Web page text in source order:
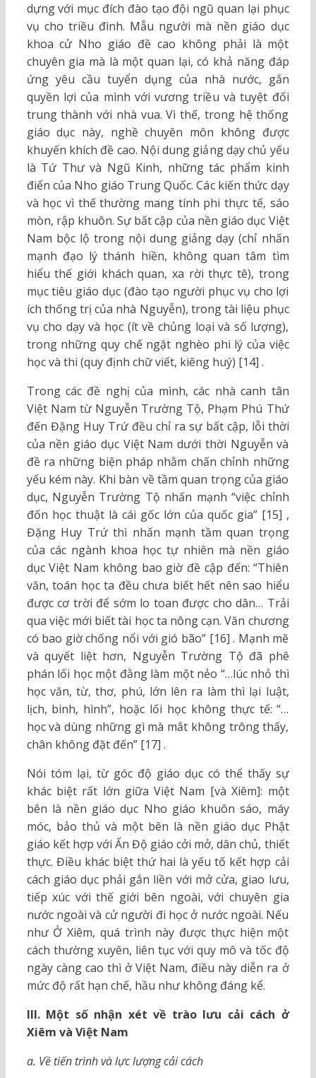
dựng với mục đích đào tạo đội ngũ quan lại phục
vụ cho triều đình. Mẫu người mà nền giáo dục
khoa cử Nho giáo đề cao không phải là một
chuyên gia mà là một quan lại, có khả năng đáp
ứng yêu cầu tuyển dụng của nhà nước, gắn
quyền lợi của mình với vương triều và tuyệt đối
trung thành với nhà vua. Vì thế, trong hệ thống
giáo dục này, nghề chuyên môn không được
khuyến khích đề cao. Nội dung giảng dạy chủ yếu
là Tứ Thư và Ngũ Kinh, những tác phẩm kinh
điển của Nho giáo Trung Quốc. Các kiến thức dạy
và học vì thế thường mang tính phi thực tế, sáo
mòn, rập khuôn. Sự bất cập của nền giáo dục Việt
Nam bộc lộ trong nội dung giảng dạy (chỉ nhấn
mạnh đạo lý thánh hiền, không quan tâm tìm
hiểu thế giới khách quan, xa rời thực tê), trong
mục tiêu giáo dục (đào tạo người phục vụ cho lợi
ích thống trị của nhà Nguyễn), trong tài liệu phục
vụ cho dạy và học (ít về chủng loại và số lượng),
trong những quy chế ngặt nghèo phi lý của việc
học và thi (quy định chữ viết, kiêng huý) [14] .
Trong các đề nghị của mình, các nhà canh tân
Việt Nam từ Nguyễn Trường Tộ, Phạm Phú Thứ
đến Đặng Huy Trứ đều chỉ ra sự bất cập, lỗi thời
của nền giáo dục Việt Nam dưới thời Nguyễn và
đề ra những biện pháp nhằm chấn chỉnh những
yếu kém này. Khi bàn về tầm quan trọng của giáo
dục, Nguyễn Trường Tộ nhấn mạnh “việc chỉnh
đốn học thuật là cái gốc lớn của quốc gia” [15] ,
Đặng Huy Trứ thì nhấn mạnh tầm quan trọng
của các ngành khoa học tự nhiên mà nền giáo
dục Việt Nam không bao giờ đề cập đến: “Thiên
văn, toán học ta đều chưa biết hết nên sao hiểu
được cơ trời để sớm lo toan được cho dân… Trải
qua việc mới biết tài học ta nông cạn. Văn chương
có bao giờ chống nổi với gió bão” [16] . Mạnh mẽ
và quyết liệt hơn, Nguyễn Trường Tộ đã phê
phán lối học một đằng làm một nẻo “…lúc nhỏ thì
học văn, từ, thơ, phú, lớn lên ra làm thì lại luật,
lịch, binh, hình”, hoặc lối học không thực tế: “…
học và dùng những gì mà mắt không trông thấy,
chân không đặt đến” [17] .
Nói tóm lại, từ góc độ giáo dục có thể thấy sự
khác biệt rất lớn giữa Việt Nam [và Xiêm]: một
bên là nền giáo dục Nho giáo khuôn sáo, máy
móc, bảo thủ và một bên là nền giáo dục Phật
giáo kết hợp với Ấn Độ giáo cởi mở, dân chủ, thiết
thực. Điều khác biệt thứ hai là yếu tố kết hợp cải
cách giáo dục phải gắn liền với mở cửa, giao lưu,
tiếp xúc với thế giới bên ngoài, với chuyên gia
nước ngoài và cử người đi học ở nước ngoài. Nếu
như Ở Xiêm, quá trình này được thực hiện một
cách thường xuyên, liên tục với quy mô và tốc độ
ngày càng cao thì ở Việt Nam, điều này diễn ra ở
mức độ rất hạn chế, hầu như không đáng kể.
III. Một số nhận xét về trào lưu cải cách ở
Xiêm và Việt Nam
a. Về tiến trình và lực lượng cải cách